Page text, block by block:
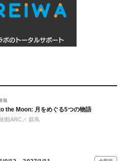
報
the Moon: 月をめぐる5つの物語
館ARC ／ 群馬